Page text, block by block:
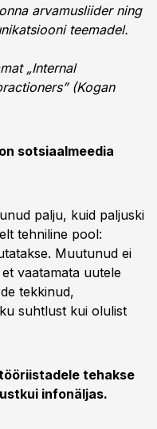
arvamusliider ning
teemadel.
„Internal
(Kogan
sotsiaalmeedia
palju, kuid paljuski
tehniline pool:
Muutunud ei
vaatamata uutele
tekkinud,
suhtlust kui olulist
tehakse
infonäljas.